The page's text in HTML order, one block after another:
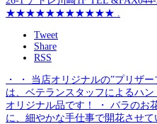
Tweet
Share
RSS
・ ・ 当店オリジナルの”プリザ
は、ベテランスタッフによるハ
オリジナル品です！ ・ バラのお
に、細やかな手仕事で開花させ